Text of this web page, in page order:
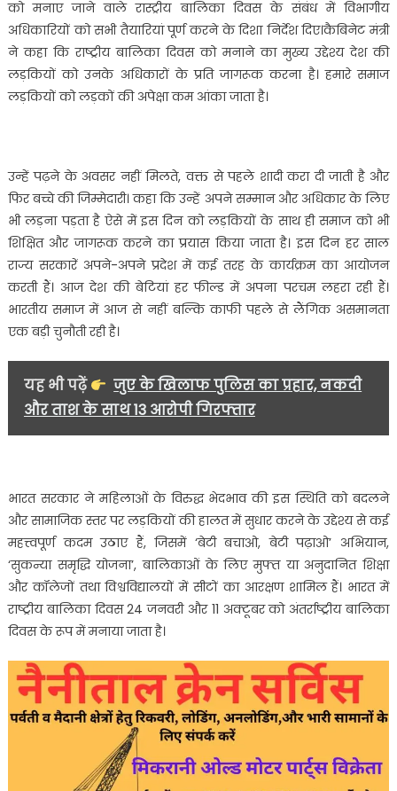
बालिकाओं
को
सम्मानित,
मिलेंगे
को मनाए जाने वाले रास्ट्रीय बालिका दिवस के संबंध में विभागीय
अधिकारियों को सभी तैयारियां पूर्ण करने के दिशा निर्देश दिए।कैबिनेट मंत्री
ने कहा कि राष्ट्रीय बालिका दिवस को मनाने का मुख्य उद्देश्य देश की
लड़कियों को उनके अधिकारों के प्रति जागरूक करना है। हमारे समाज
लड़कियों को लड़कों की अपेक्षा कम आंका जाता है।
उन्हें पढ़ने के अवसर नहीं मिलते, वक्त से पहले शादी करा दी जाती है और
फिर बच्चे की जिम्मेदारी। कहा कि उन्हें अपने सम्मान और अधिकार के लिए
भी लड़ना पड़ता है ऐसे में इस दिन को लड़कियों के साथ ही समाज को भी
शिक्षित और जागरूक करने का प्रयास किया जाता है। इस दिन हर साल
राज्य सरकारें अपने-अपने प्रदेश में कई तरह के कार्यक्रम का आयोजन
करती हैं। आज देश की बेटियां हर फील्ड में अपना परचम लहरा रही हैं।
भारतीय समाज में आज से नहीं बल्कि काफी पहले से लैंगिक असमानता
एक बड़ी चुनौती रही है।
यह भी पढ़ें
जुए के खिलाफ पुलिस का प्रहार, नकदी
और ताश के साथ 13 आरोपी गिरफ्तार
भारत सरकार ने महिलाओं के विरुद्ध भेदभाव की इस स्थिति को बदलने
और सामाजिक स्तर पर लड़कियों की हालत में सुधार करने के उद्देश्य से कई
महत्त्वपूर्ण कदम उठाए हैं, जिसमें ‘बेटी बचाओ, बेटी पढ़ाओ’ अभियान,
‘सुकन्या समृद्धि योजना’, बालिकाओं के लिए मुफ्त या अनुदानित शिक्षा
और कॉलेजों तथा विश्वविद्यालयों में सीटों का आरक्षण शामिल हैं। भारत में
राष्ट्रीय बालिका दिवस 24 जनवरी और 11 अक्टूबर को अंतर्राष्ट्रीय बालिका
दिवस के रूप में मनाया जाता है।